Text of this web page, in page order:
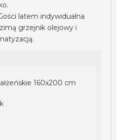
latem indywidualna
grzejnik olejowy i
160x200 cm